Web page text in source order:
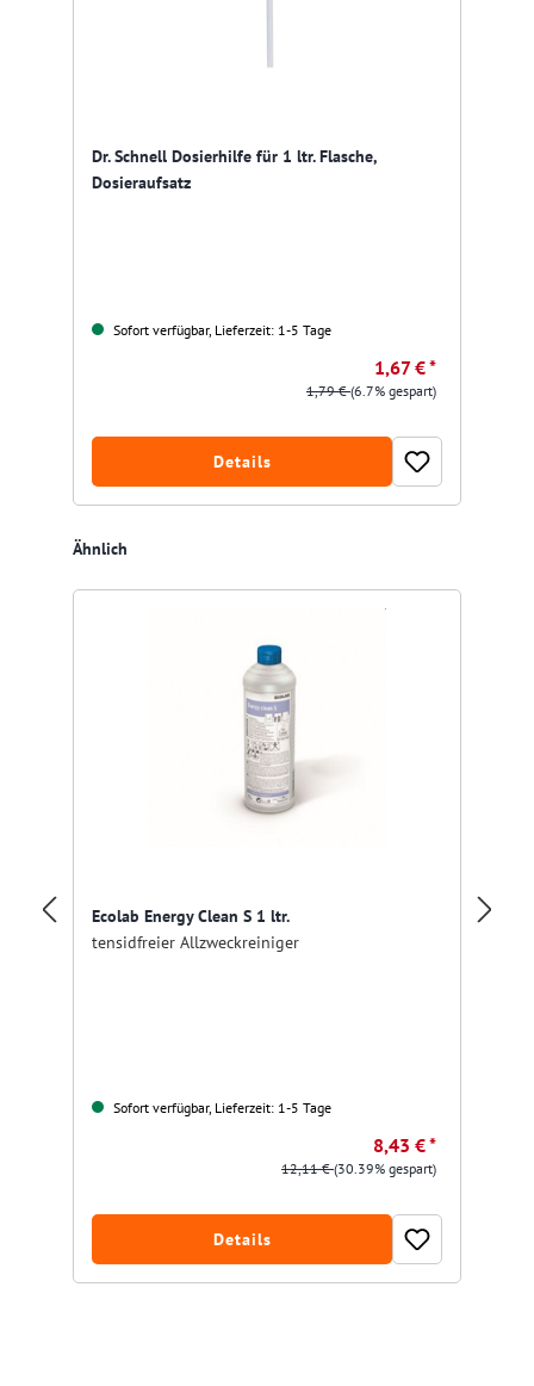
Dr. Schnell Dosierhilfe für 1 ltr. Flasche,
Dosieraufsatz
Sofort verfügbar, Lieferzeit: 1-5 Tage
1,67 € *
1,79 €(6.7% gespart)
Details
Produktgalerie überspringen
Ähnlich
Ecolab Energy Clean S 1 ltr.
tensidfreier Allzweckreiniger
Sofort verfügbar, Lieferzeit: 1-5 Tage
8,43 € *
12,11 €(30.39% gespart)
Details